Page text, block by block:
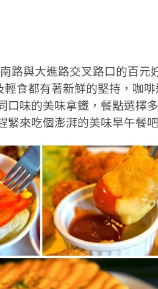
路與大進路交叉路口的百元
輕食都有著新鮮的堅持，咖
味的美味拿鐵，餐點選擇多
緊來吃個澎湃的美味早午餐